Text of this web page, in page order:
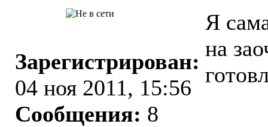
Зарегистрирован:
04 ноя 2011, 15:56
Сообщения: 8
Я
на